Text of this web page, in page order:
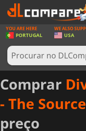
JOGOS
GAME CARDS
SOFTWARE
REWARDS
HARDWARE
YOU ARE HERE
PORTUGAL
WE ALSO
USA
Comprar
- The
preço